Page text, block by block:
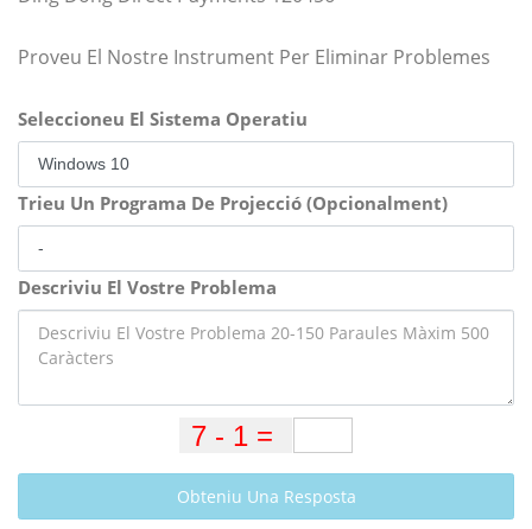
Proveu El Nostre Instrument Per Eliminar Problemes
Seleccioneu El Sistema Operatiu
Trieu Un Programa De Projecció (Opcionalment)
Descriviu El Vostre Problema
Obteniu Una Resposta